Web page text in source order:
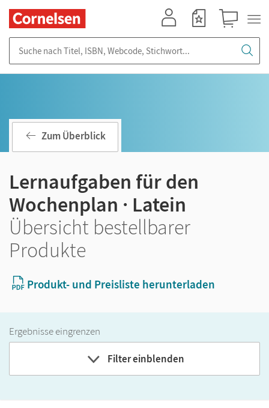
Zum Überblick
Lernaufgaben für den
Wochenplan · Latein
Übersicht bestellbarer
Produkte
Produkt- und Preisliste herunterladen
Ergebnisse eingrenzen
Filter einblenden
Band